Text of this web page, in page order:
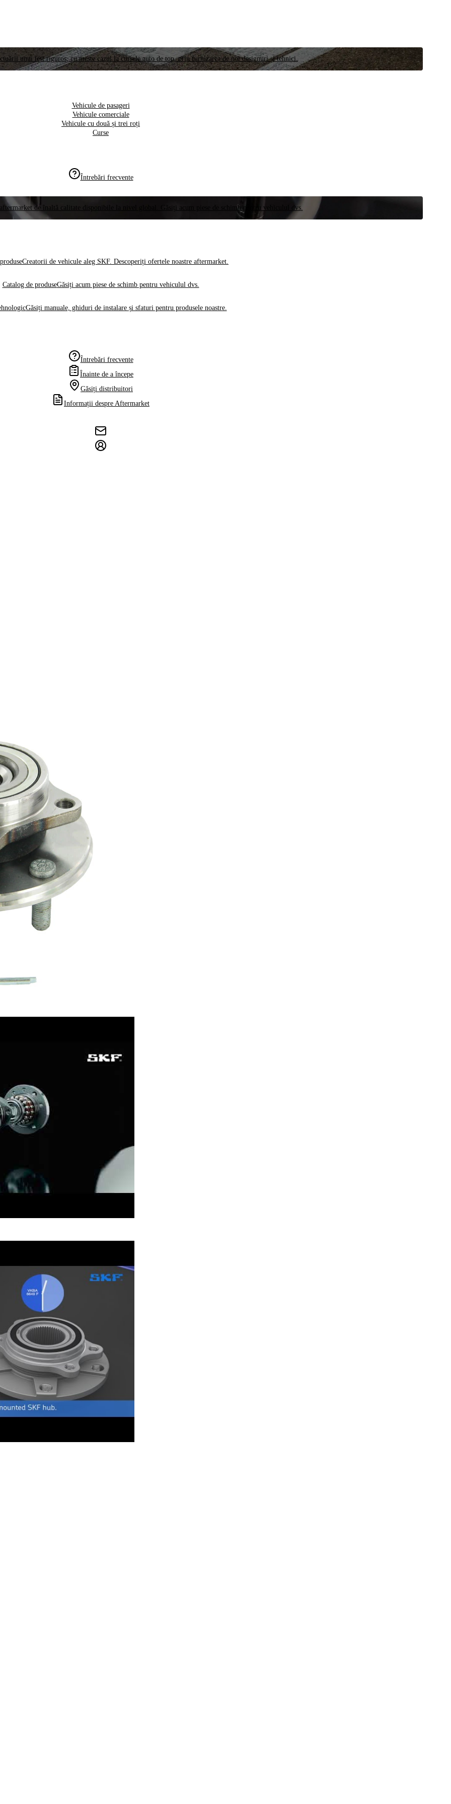
unui test riguros, cu meste cazul la cursele auto de top, prin furnizarea de noi designuri și tehnici.
Vehicule de pasageri
Vehicule comerciale
Vehicule cu două și trei roți
Curse
Întrebări frecvente
de înaltă calitate disponibile la nivel global. Găsiți acum piese de schimb pentru vehiculul dvs.
Creatorii de vehicule aleg SKF. Descoperiți ofertele noastre aftermarket.
Catalog de produseGăsiți acum piese de schimb pentru vehiculul dvs.
Găsiți manuale, ghiduri de instalare și sfaturi pentru produsele noastre.
Întrebări frecvente
Înainte de a începe
Găsiți distribuitori
Informații despre Aftermarket